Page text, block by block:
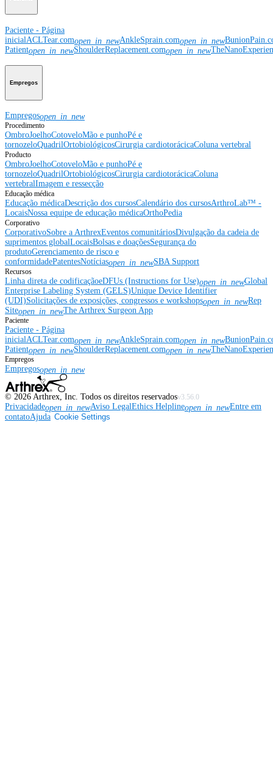
Paciente - Página
inicial ACLTear.comopen_in_newAnkleSprain.comopen_in_new
Patientopen_in_newShoulderReplacement.comopen_in_new
Empregos
Empregosopen_in_new
Procedimento
OmbroJoelhoCotoveloMão e punhoPé e
tornozeloQuadrilOrtobiológicosCirurgia cardiotorácicaColuna vertebral
Producto
OmbroJoelhoCotoveloMão e punhoPé e
tornozeloQuadrilOrtobiológicosCirurgia cardiotorácicaColuna
vertebralImagem e ressecção
Educação médica
Educação médicaDescrição dos cursosCalendário dos cursosArthroLab™ -
LocaisNossa equipe de educação médicaOrthoPedia
Corporativo
CorporativoSobre a ArthrexEventos comunitáriosDivulgação da cadeia de
suprimentos globalLocaisBolsas e doaçõesSegurança do
produtoGerenciamento de risco e
conformidadePatentesNotíciasopen_in_newSBA Support
Recursos
Linha direta de codificaçãoeDFUs (Instructions for Use)open_in_newGlobal
Enterprise Labeling System (GELS)Unique Device Identifier
(UDI)Solicitações de exposições, congressos e workshopsopen_in_newRep
Siteopen_in_newThe Arthrex Surgeon App
Paciente
Paciente - Página
inicialACLTear.comopen_in_newAnkleSprain.comopen_in_new
Patientopen_in_newShoulderReplacement.comopen_in_new
Empregos
Empregosopen_in_new
© 2026 Arthrex, Inc. Todos os direitos reservadosv3.56.0
Privacidadeopen_in_newAviso LegalEthics Helplineopen_in_newEntre em
contatoAjuda Cookie Settings